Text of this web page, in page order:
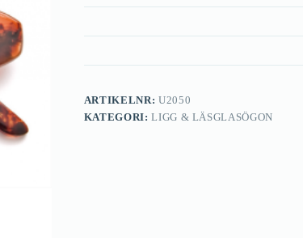
ARTIKELNR: U2050
KATEGORI:LIGG & LÄSGLASÖGON